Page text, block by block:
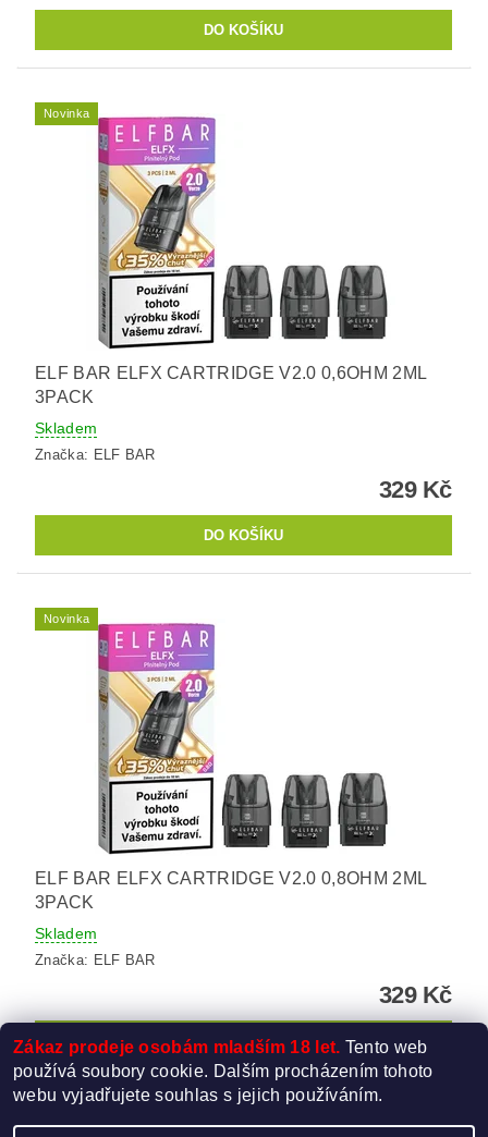
Novinka
ELF BAR ELFX CARTRIDGE V2.0 0,6OHM 2ML
3PACK
Skladem
Značka: ELF BAR
329 Kč
Novinka
ELF BAR ELFX CARTRIDGE V2.0 0,8OHM 2ML
3PACK
Skladem
Značka: ELF BAR
329 Kč
Zákaz prodeje osobám mladším 18 let. Tento web
používá soubory cookie. Dalším procházením tohoto
webu vyjadřujete souhlas s jejich používáním.